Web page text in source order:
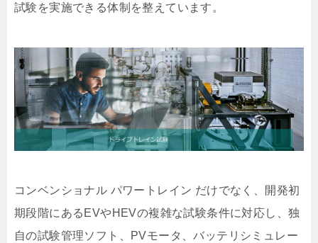
試験を実施できる体制を整えています。
コンベンショナル パワートレイン だけでなく、開発初
期段階にあるEVやHEVの複雑な試験条件に対応し、独
自の試験管理ソフト、PVモータ、バッテリシミュレー